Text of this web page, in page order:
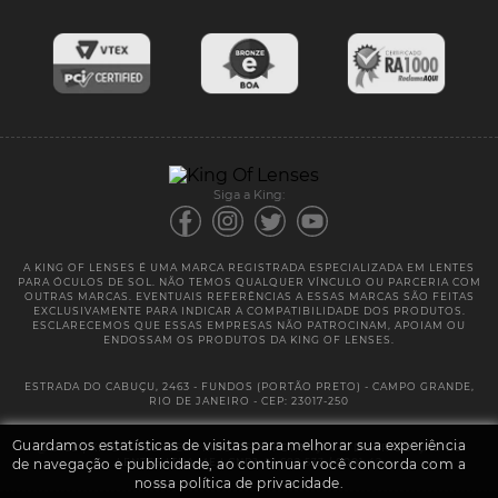
Guardamos estatísticas de visitas para melhorar sua experiência
de navegação e publicidade, ao continuar você concorda com a
nossa política de privacidade.
Entregas
Siga a King:
A KING OF LENSES É UMA MARCA REGISTRADA ESPECIALIZADA EM LENTES
PARA ÓCULOS DE SOL. NÃO TEMOS QUALQUER VÍNCULO OU PARCERIA COM
OUTRAS MARCAS. EVENTUAIS REFERÊNCIAS A ESSAS MARCAS SÃO FEITAS
EXCLUSIVAMENTE PARA INDICAR A COMPATIBILIDADE DOS PRODUTOS.
ESCLARECEMOS QUE ESSAS EMPRESAS NÃO PATROCINAM, APOIAM OU
ENDOSSAM OS PRODUTOS DA KING OF LENSES.
ESTRADA DO CABUÇU, 2463 - FUNDOS (PORTÃO PRETO) - CAMPO GRANDE,
RIO DE JANEIRO - CEP: 23017-250
@ 2025 | KING OF LENSES - KING OF IMPORTAÇÃO E DISTRIBUIÇÃO DE
LENTES LTDA ME | CNPJ: 13.682.533 / 0001-42